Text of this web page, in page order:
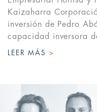
Kaizaharra
inversión de Pedro
capacidad inversora
LEER MÁS >